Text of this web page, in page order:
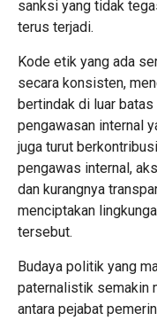
sanksi yang tidak
terus terjadi.
Kode etik yang ada
secara konsisten,
bertindak di luar
pengawasan internal
juga turut
pengawas internal,
dan kurangnya
menciptakan
tersebut.
Budaya politik yang
paternalistik semakin
antara pejabat